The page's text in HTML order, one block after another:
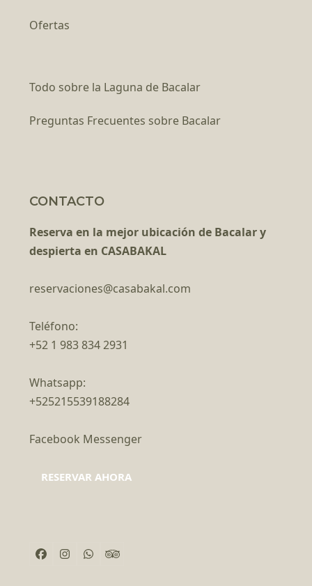
Ofertas
Todo sobre la Laguna de Bacalar
Preguntas Frecuentes sobre Bacalar
CONTACTO
Reserva en la mejor ubicación de Bacalar y
despierta en CASABAKAL
reservaciones@casabakal.com
Teléfono:
+52 1 983 834 2931
Whatsapp:
+525215539188284
Facebook Messenger
RESERVAR AHORA
Facebook
Instagram
WhatsappTripadvisor